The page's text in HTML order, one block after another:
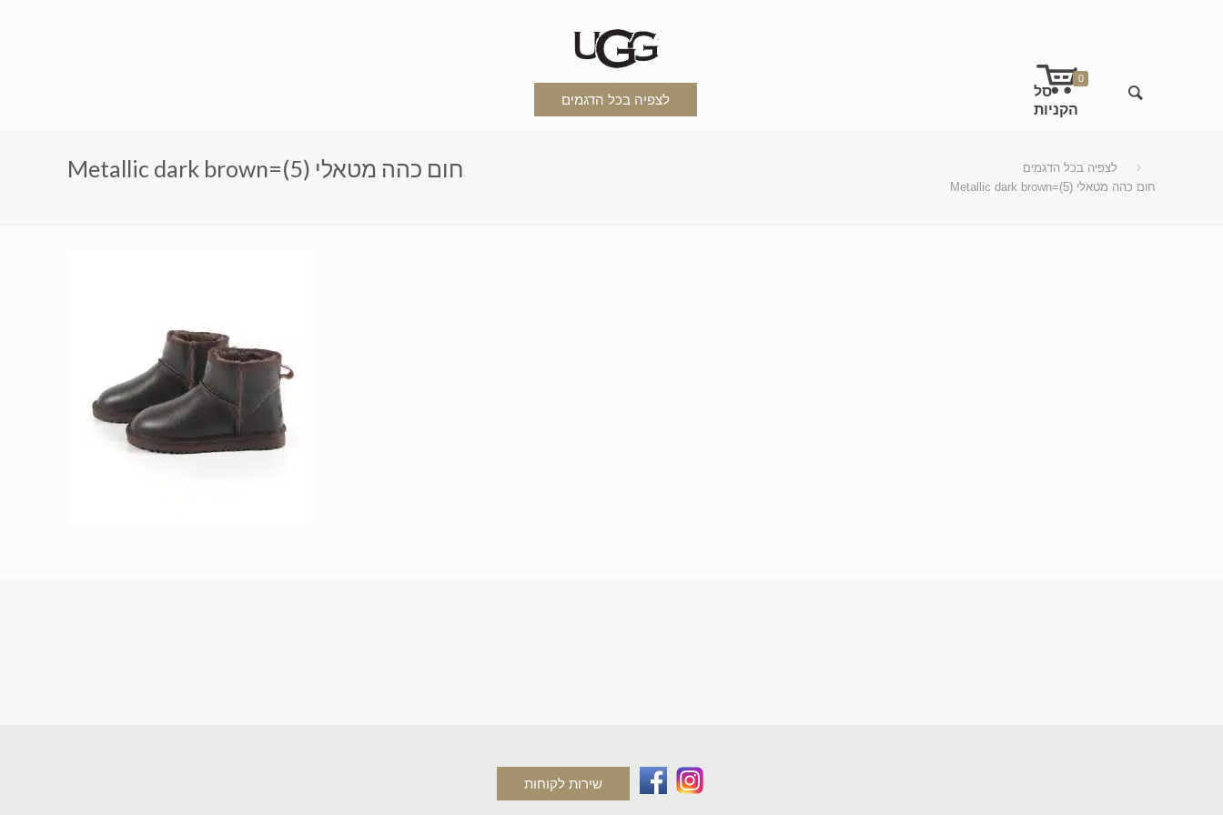
לצפיה בכל הדגמים
0
Metallic dark brown=חום כהה מטאלי (5)
לצפיה בכל הדגמים
Metallic dark brown=חום כהה מטאלי (5)
שירות לקוחות